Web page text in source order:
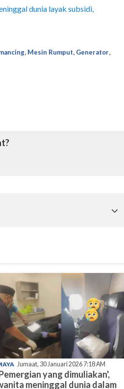
dunia layak subsidi,
Mesin Rumput Generator
Jumaat, 30 Januari 2026 7:18 AM
yang dimuliakan',
meninggal dunia dalam